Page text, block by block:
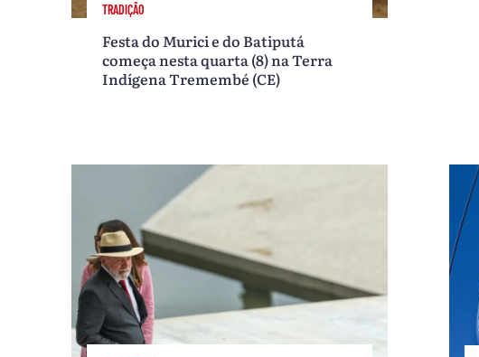
TRADIÇÃO
Festa do Murici e do Batiputá
começa nesta quarta (8) na Terra
Indígena Tremembé (CE)